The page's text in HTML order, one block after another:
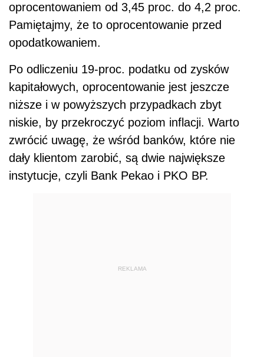
oprocentowaniem od 3,45 proc. do 4,2 proc.
Pamiętajmy, że to oprocentowanie przed
opodatkowaniem.
Po odliczeniu 19-proc. podatku od zysków
kapitałowych, oprocentowanie jest jeszcze
niższe i w powyższych przypadkach zbyt
niskie, by przekroczyć poziom inflacji. Warto
zwrócić uwagę, że wśród banków, które nie
dały klientom zarobić, są dwie największe
instytucje, czyli Bank Pekao i PKO BP.
REKLAMA